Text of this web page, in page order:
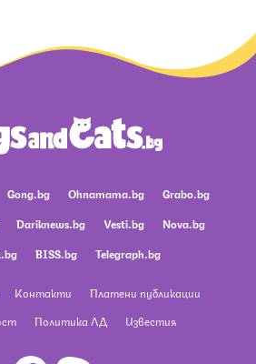
Gong.bg Ohnamama.bg
Grabo.bg
Dariknews.bg Vesti.bg
Nova.bg
BISS.bg Telegraph.bg
Контакти
Платени публикации
Политика ЛД Известия